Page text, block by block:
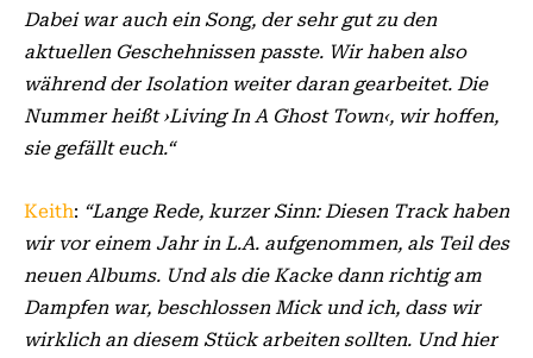
Dabei war auch ein Song, der sehr gut zu den
aktuellen Geschehnissen passte. Wir haben also
während der Isolation weiter daran gearbeitet. Die
Nummer heißt ›Living In A Ghost Town‹, wir hoffen,
sie gefällt euch.“
Keith: “Lange Rede, kurzer Sinn: Diesen Track haben
wir vor einem Jahr in L.A. aufgenommen, als Teil des
neuen Albums. Und als die Kacke dann richtig am
Dampfen war, beschlossen Mick und ich, dass wir
wirklich an diesem Stück arbeiten sollten. Und hier